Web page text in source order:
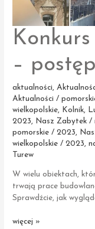
–
aktualności,
Aktualności /
wielkopolskie, Kolnik,
2023, Nasz Zabytek /
pomorskie / 2023,
wielkopolskie / 2023,
Turew
W wielu obiektach,
trwają prace
Sprawdźcie, jak
Konkurs
więcej »